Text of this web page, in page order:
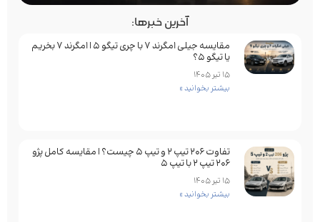
آخرین خبرها:
مقایسه جیلی امگرند 7 با چری تیگو 5 | امگرند 7 بخریم
یا تیگو 5؟
15 تیر 1405
بیشتر بخوانید »
تفاوت ۲۰۶ تیپ ۲ و تیپ ۵ چیست؟ | مقایسه کامل پژو
۲۰۶ تیپ ۲ با تیپ ۵
15 تیر 1405
بیشتر بخوانید »